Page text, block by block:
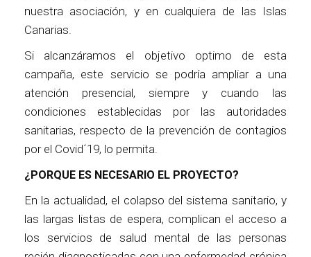
nuestra asociación, y en cualquiera de las Islas
Canarias.
Si alcanzáramos el objetivo optimo de esta
campaña, este servicio se podría ampliar a una
atención presencial, siempre y cuando las
condiciones establecidas por las autoridades
sanitarias, respecto de la prevención de contagios
por el Covid´19, lo permita.
¿PORQUE ES NECESARIO EL PROYECTO?
En la actualidad, el colapso del sistema sanitario, y
las largas listas de espera, complican el acceso a
los servicios de salud mental de las personas